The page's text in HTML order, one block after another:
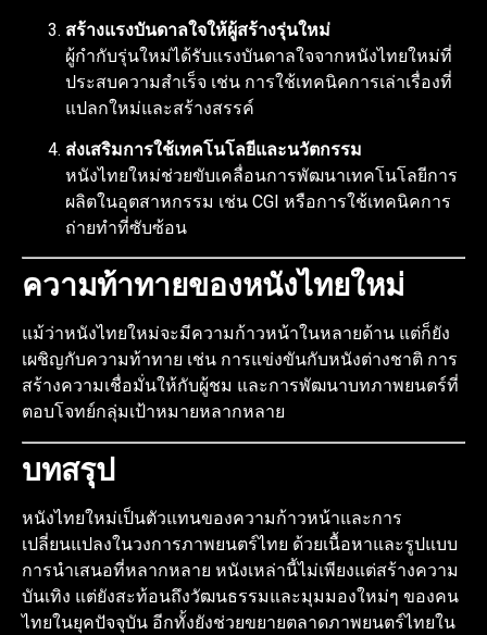
สร้างแรงบันดาลใจให้ผู้สร้างรุ่นใหม่
ผู้กำกับรุ่นใหม่ได้รับแรงบันดาลใจจากหนังไทยใหม่ที่
ประสบความสำเร็จ เช่น การใช้เทคนิคการเล่าเรื่องที่
แปลกใหม่และสร้างสรรค์
ส่งเสริมการใช้เทคโนโลยีและนวัตกรรม
หนังไทยใหม่ช่วยขับเคลื่อนการพัฒนาเทคโนโลยีการ
ผลิตในอุตสาหกรรม เช่น CGI หรือการใช้เทคนิคการ
ถ่ายทำที่ซับซ้อน
ความท้าทายของหนังไทยใหม่
แม้ว่าหนังไทยใหม่จะมีความก้าวหน้าในหลายด้าน แต่ก็ยัง
เผชิญกับความท้าทาย เช่น การแข่งขันกับหนังต่างชาติ การ
สร้างความเชื่อมั่นให้กับผู้ชม และการพัฒนาบทภาพยนตร์ที่
ตอบโจทย์กลุ่มเป้าหมายหลากหลาย
บทสรุป
หนังไทยใหม่เป็นตัวแทนของความก้าวหน้าและการ
เปลี่ยนแปลงในวงการภาพยนตร์ไทย ด้วยเนื้อหาและรูปแบบ
การนำเสนอที่หลากหลาย หนังเหล่านี้ไม่เพียงแต่สร้างความ
บันเทิง แต่ยังสะท้อนถึงวัฒนธรรมและมุมมองใหม่ๆ ของคน
ไทยในยุคปัจจุบัน อีกทั้งยังช่วยขยายตลาดภาพยนตร์ไทยใน